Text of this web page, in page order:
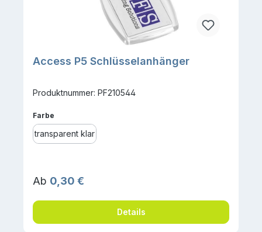
Access P5 Schlüsselanhänger
Produktnummer: PF210544
Farbe
transparent klar
Regulärer Preis:
Ab 0,30 €
Details